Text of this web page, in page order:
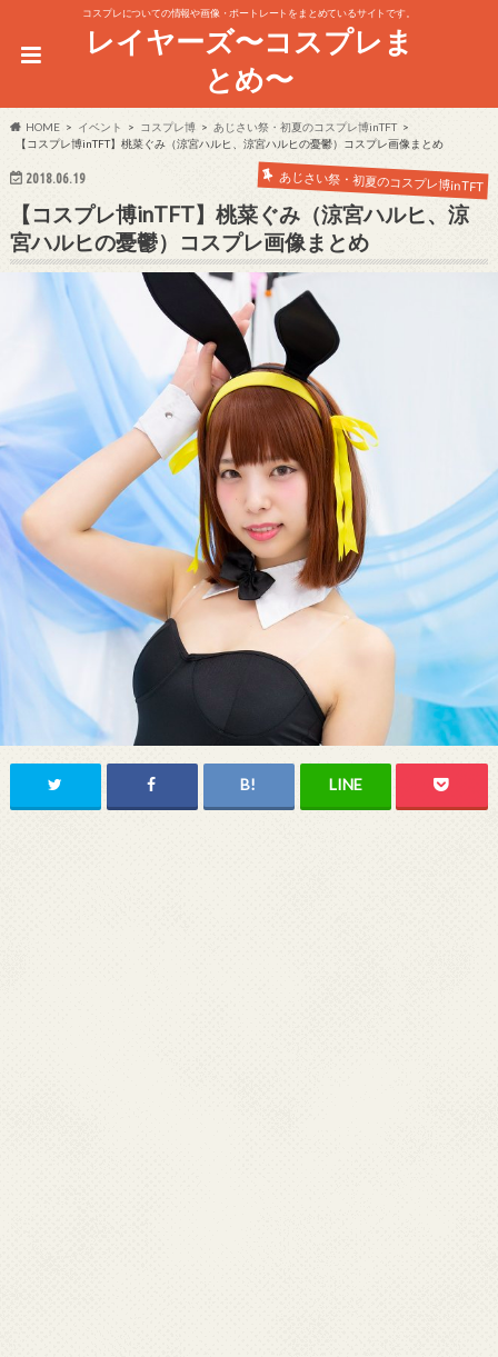
コスプレについての情報や画像・ポートレートをまとめているサイトです。
レイヤーズ〜コスプレま
とめ〜
HOME イベント コスプレ博
あじさい祭・初夏のコスプレ博inTFT
【コスプレ博inTFT】桃菜ぐみ（涼宮ハルヒ、涼宮ハルヒの憂鬱）コスプレ画像まとめ
2018.06.19 あじさい祭・初夏のコスプレ博inTFT
【コスプレ博inTFT】桃菜ぐみ（涼宮ハルヒ、涼
宮ハルヒの憂鬱）コスプレ画像まとめ